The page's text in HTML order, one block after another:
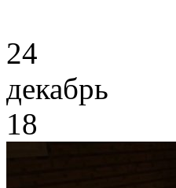
24
декабрь
18